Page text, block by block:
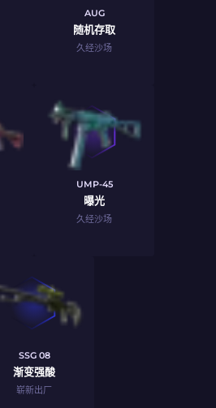
AUG
随机存取
久经沙场
UMP-45
曝光
久经沙场
SSG 08
渐变强酸
崭新出厂